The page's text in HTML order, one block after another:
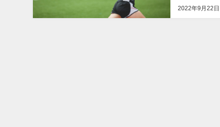
2022年9月22日